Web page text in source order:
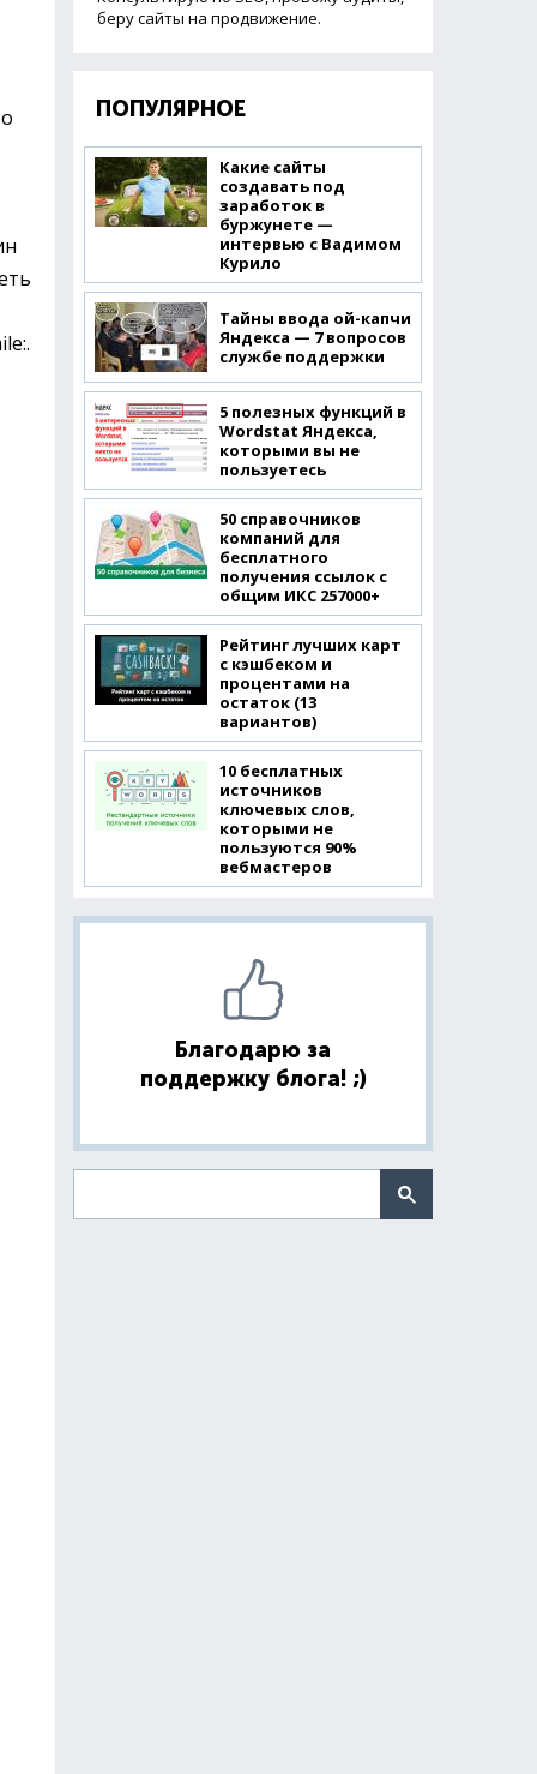
.
беру сайты на продвижение.
ПОПУЛЯРНОЕ
Какие сайты
создавать под
заработок в
буржунете —
интервью с Вадимом
Курило
Тайны ввода ой-капчи
Яндекса — 7 вопросов
службе поддержки
5 полезных функций в
Wordstat Яндекса,
которыми вы не
пользуетесь
50 справочников
компаний для
бесплатного
получения ссылок с
общим ИКС 257000+
Рейтинг лучших карт
с кэшбеком и
процентами на
остаток (13
вариантов)
10 бесплатных
источников
ключевых слов,
которыми не
пользуются 90%
вебмастеров
Благодарю за
поддержку блога! ;)
Поиск по сайту